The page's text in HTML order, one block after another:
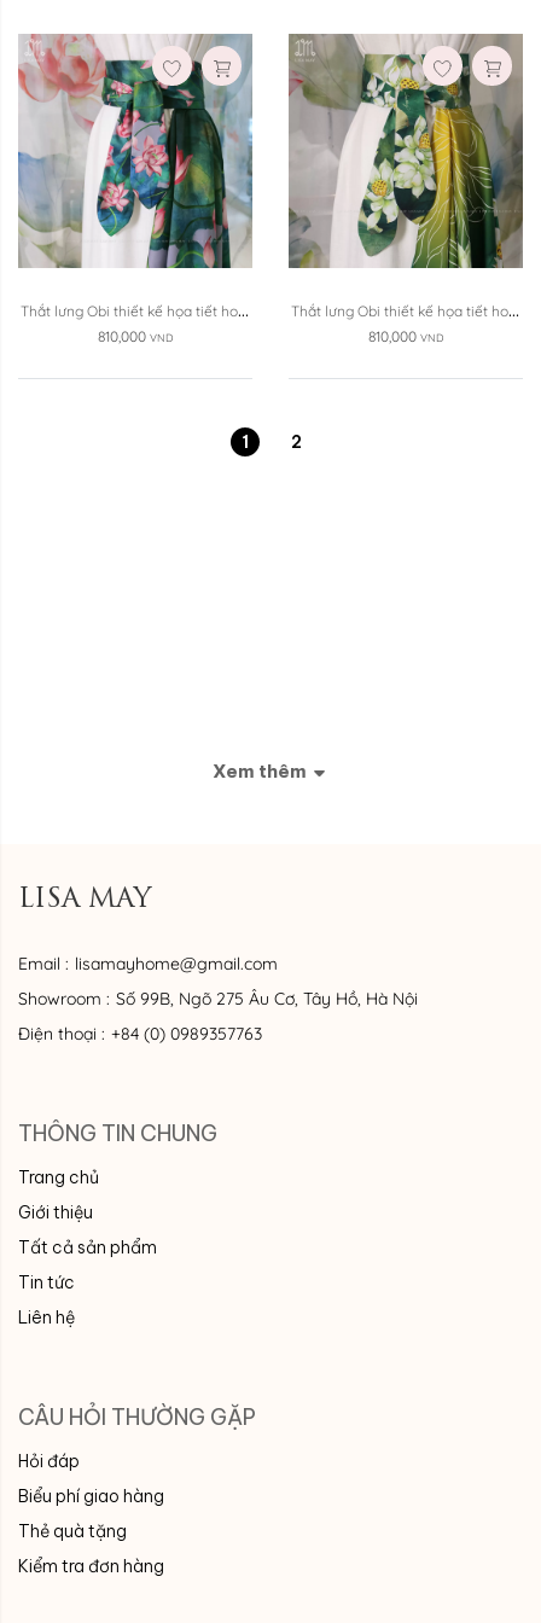
Thắt lưng Obi thiết kế họa tiết hoa
sen hồng ...
810,000 VND
Thắt lưng Obi thiết kế họa tiết hoa
sen (DLT-SX)
810,000 VND
1 2
Xem thêm
LISA MAY
Email : lisamayhome@gmail.com
Showroom : Số 99B, Ngõ 275 Âu Cơ, Tây Hồ, Hà Nội
Điện thoại : +84 (0) 0989357763
THÔNG TIN CHUNG
Trang chủ
Giới thiệu
Tất cả sản phẩm
Tin tức
Liên hệ
CÂU HỎI THƯỜNG GẶP
Hỏi đáp
Biểu phí giao hàng
Thẻ quà tặng
Kiểm tra đơn hàng